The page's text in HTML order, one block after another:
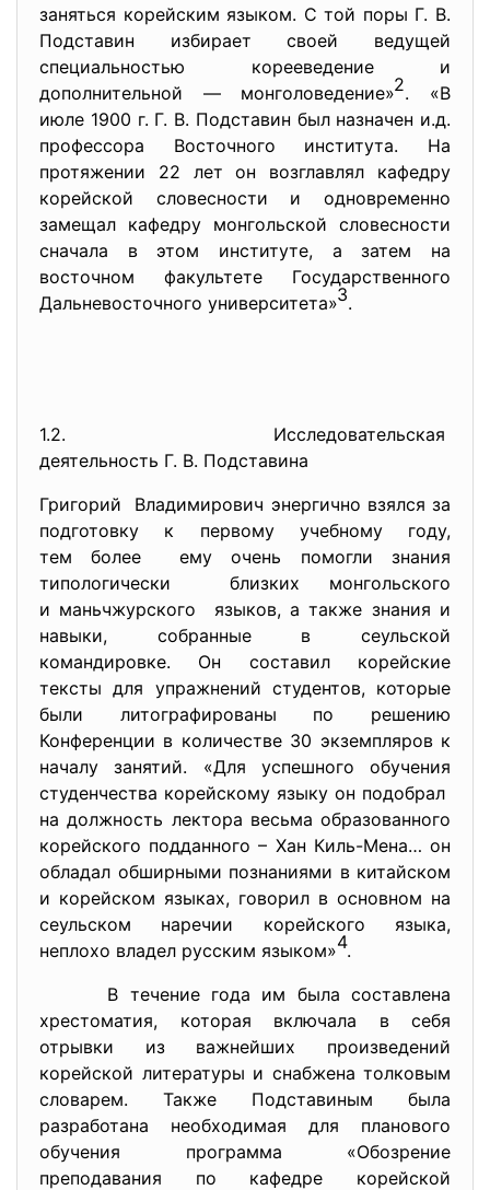
заняться корейским языком. С той поры Г. В.
Подставин избирает своей ведущей
специальностью корееведение и
дополнительной — монголоведение»2. «В
июле 1900 г. Г. В. Подставин был назначен и.д.
профессора Восточного института. На
протяжении 22 лет он возглавлял кафедру
корейской словесности и одновременно
замещал кафедру монгольской словесности
сначала в этом институте, а затем на
восточном факультете Государственного
Дальневосточного университета»3.
1.2. Исследовательская
деятельность Г. В. Подставина
Григорий Владимирович энергично взялся за
подготовку к первому учебному году,
тем более ему очень помогли знания
типологически близких монгольского
и маньчжурского языков, а также знания и
навыки, собранные в сеульской
командировке. Он составил корейские
тексты для упражнений студентов, которые
были литографированы по решению
Конференции в количестве 30 экземпляров к
началу занятий. «Для успешного обучения
студенчества корейскому языку он подобрал
на должность лектора весьма образованного
корейского подданного – Хан Киль-Мена… он
обладал обширными познаниями в китайском
и корейском языках, говорил в основном на
сеульском наречии корейского языка,
неплохо владел русским языком»4.
В течение года им была составлена
хрестоматия, которая включала в себя
отрывки из важнейших произведений
корейской литературы и снабжена толковым
словарем. Также Подставиным была
разработана необходимая для планового
обучения программа «Обозрение
преподавания по кафедре корейской